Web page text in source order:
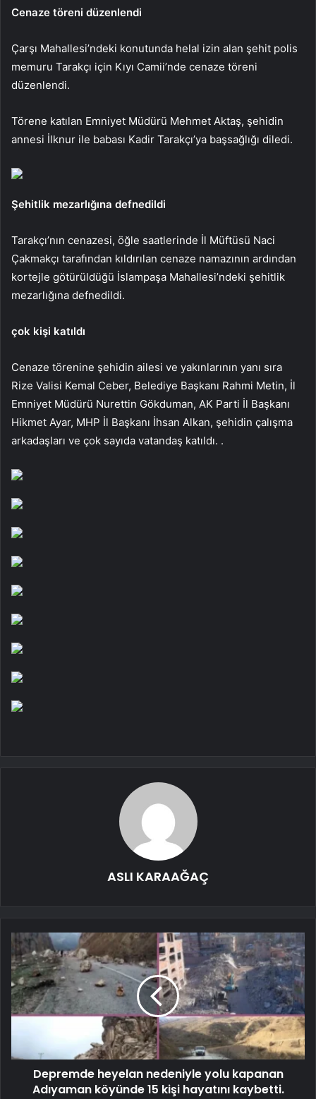
Cenaze töreni düzenlendi
Çarşı Mahallesi’ndeki konutunda helal izin alan şehit polis
memuru Tarakçı için Kıyı Camii’nde cenaze töreni
düzenlendi.
Törene katılan Emniyet Müdürü Mehmet Aktaş, şehidin
annesi İlknur ile babası Kadir Tarakçı’ya başsağlığı diledi.
Şehitlik mezarlığına defnedildi
Tarakçı’nın cenazesi, öğle saatlerinde İl Müftüsü Naci
Çakmakçı tarafından kıldırılan cenaze namazının ardından
kortejle götürüldüğü İslampaşa Mahallesi’ndeki şehitlik
mezarlığına defnedildi.
çok kişi katıldı
Cenaze törenine şehidin ailesi ve yakınlarının yanı sıra
Rize Valisi Kemal Ceber, Belediye Başkanı Rahmi Metin, İl
Emniyet Müdürü Nurettin Gökduman, AK Parti İl Başkanı
Hikmet Ayar, MHP İl Başkanı İhsan Alkan, şehidin çalışma
arkadaşları ve çok sayıda vatandaş katıldı. .
ASLI KARAAĞAÇ
Depremde heyelan nedeniyle yolu kapanan
Adıyaman köyünde 15 kişi hayatını kaybetti.